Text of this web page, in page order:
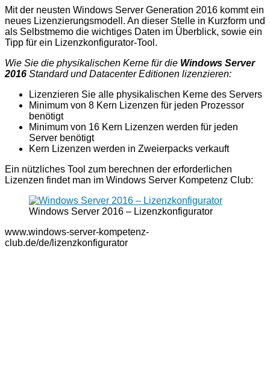
Mit der neusten Windows Server Generation 2016 kommt ein
neues Lizenzierungsmodell. An dieser Stelle in Kurzform und
als Selbstmemo die wichtiges Daten im Überblick, sowie ein
Tipp für ein Lizenzkonfigurator-Tool.
Wie Sie die physikalischen Kerne für die Windows Server
2016 Standard und Datacenter Editionen lizenzieren:
Lizenzieren Sie alle physikalischen Kerne des Servers
Minimum von 8 Kern Lizenzen für jeden Prozessor
benötigt
Minimum von 16 Kern Lizenzen werden für jeden
Server benötigt
Kern Lizenzen werden in Zweierpacks verkauft
Ein nützliches Tool zum berechnen der erforderlichen
Lizenzen findet man im Windows Server Kompetenz Club:
Windows Server 2016 – Lizenzkonfigurator
www.windows-server-kompetenz-
club.de/de/lizenzkonfigurator